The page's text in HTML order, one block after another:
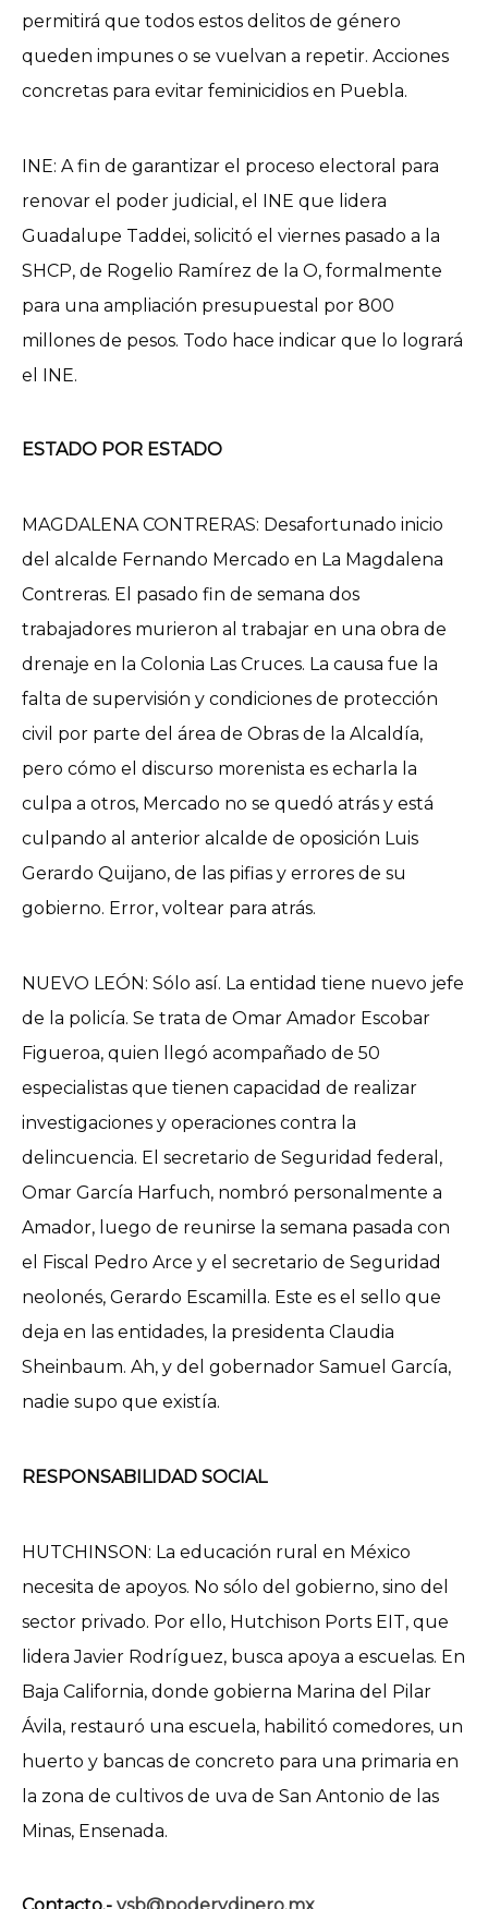
permitirá que todos estos delitos de género
queden impunes o se vuelvan a repetir. Acciones
concretas para evitar feminicidios en Puebla.
INE: A fin de garantizar el proceso electoral para
renovar el poder judicial, el INE que lidera
Guadalupe Taddei, solicitó el viernes pasado a la
SHCP, de Rogelio Ramírez de la O, formalmente
para una ampliación presupuestal por 800
millones de pesos. Todo hace indicar que lo logrará
el INE.
ESTADO POR ESTADO
MAGDALENA CONTRERAS: Desafortunado inicio
del alcalde Fernando Mercado en La Magdalena
Contreras. El pasado fin de semana dos
trabajadores murieron al trabajar en una obra de
drenaje en la Colonia Las Cruces. La causa fue la
falta de supervisión y condiciones de protección
civil por parte del área de Obras de la Alcaldía,
pero cómo el discurso morenista es echarla la
culpa a otros, Mercado no se quedó atrás y está
culpando al anterior alcalde de oposición Luis
Gerardo Quijano, de las pifias y errores de su
gobierno. Error, voltear para atrás.
NUEVO LEÓN: Sólo así. La entidad tiene nuevo jefe
de la policía. Se trata de Omar Amador Escobar
Figueroa, quien llegó acompañado de 50
especialistas que tienen capacidad de realizar
investigaciones y operaciones contra la
delincuencia. El secretario de Seguridad federal,
Omar García Harfuch, nombró personalmente a
Amador, luego de reunirse la semana pasada con
el Fiscal Pedro Arce y el secretario de Seguridad
neolonés, Gerardo Escamilla. Este es el sello que
deja en las entidades, la presidenta Claudia
Sheinbaum. Ah, y del gobernador Samuel García,
nadie supo que existía.
RESPONSABILIDAD SOCIAL
HUTCHINSON: La educación rural en México
necesita de apoyos. No sólo del gobierno, sino del
sector privado. Por ello, Hutchison Ports EIT, que
lidera Javier Rodríguez, busca apoya a escuelas. En
Baja California, donde gobierna Marina del Pilar
Ávila, restauró una escuela, habilitó comedores, un
huerto y bancas de concreto para una primaria en
la zona de cultivos de uva de San Antonio de las
Minas, Ensenada.